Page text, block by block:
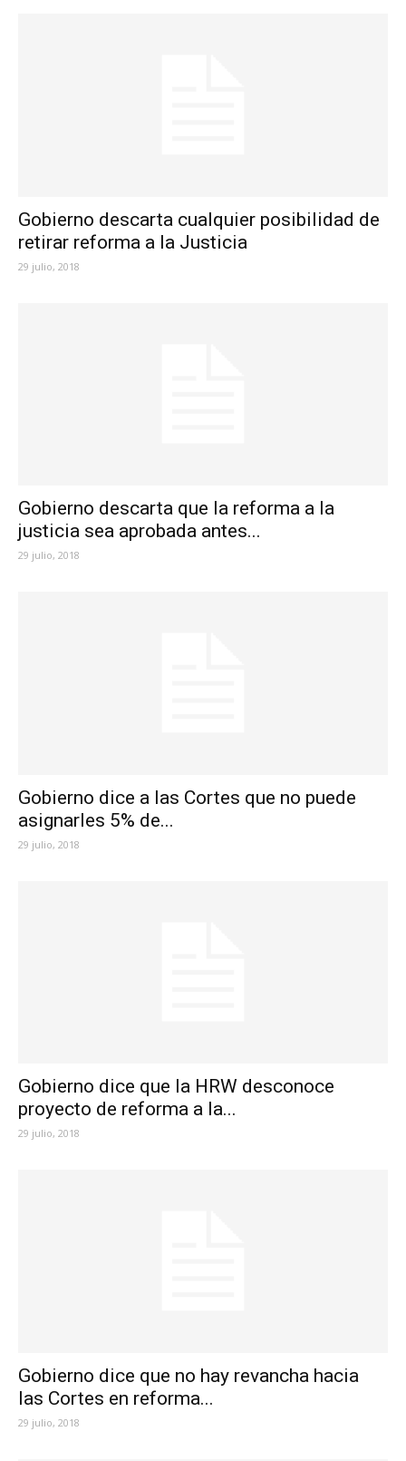
Gobierno descarta cualquier posibilidad de
retirar reforma a la Justicia
29 julio, 2018
Gobierno descarta que la reforma a la
justicia sea aprobada antes...
29 julio, 2018
Gobierno dice a las Cortes que no puede
asignarles 5% de...
29 julio, 2018
Gobierno dice que la HRW desconoce
proyecto de reforma a la...
29 julio, 2018
Gobierno dice que no hay revancha hacia
las Cortes en reforma...
29 julio, 2018